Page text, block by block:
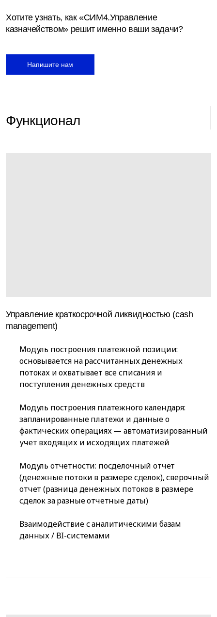
Хотите узнать, как «СИМ4.Управление
казначейством» решит именно ваши задачи?
Напишите нам
Функционал
Управление краткосрочной ликвидностью (cash
management)
Модуль построения платежной позиции:
основывается на рассчитанных денежных
потоках и охватывает все списания и
поступления денежных средств
Модуль построения платежного календаря:
запланированные платежи и данные о
фактических операциях — автоматизированный
учет входящих и исходящих платежей
Модуль отчетности: посделочный отчет
(денежные потоки в размере сделок), сверочный
отчет (разница денежных потоков в размере
сделок за разные отчетные даты)
Взаимодействие с аналитическими базам
данных / BI-системами